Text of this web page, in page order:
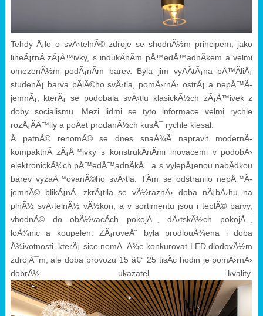
Tehdy Å¡lo o svÄ›telnÃ© zdroje se shodnÃ½m principem, jako
lineÃ¡rnÃ­zÃ¡Å™ivky, s indukÄnÃ­m pÅ™edÅ™adnÃ­kem a velmi
omezenÃ½m podÃ¡nÃ­m barev. Byla jim vyÄÃ­tÃ¡na pÅ™Ã­liÅ¡
studenÃ¡ barva bÃ­lÃ©ho svÄ›tla, pomÄ›rnÄ› ostrÃ¡ a nepÅ™Ã­
jemnÃ¡, kterÃ¡ se podobala svÄ›tlu klasickÃ½ch zÃ¡Å™ivek z
doby socialismu. Mezi lidmi se tyto informace velmi rychle
rozÅ¡Ã­Å™ily a poÄet prodanÃ½ch kusÅ¯ rychle klesal.
Å patnÃ© renomÃ© se dnes snaÅ¾Ã­ napravit modernÃ­
kompaktnÃ­ zÃ¡Å™ivky s konstrukÄnÃ­mi inovacemi v podobÄ›
elektronickÃ½ch pÅ™edÅ™adnÃ­kÅ¯ a s vylepÅ¡enou nabÃ­dkou
barev vyzaÅ™ovanÃ©ho svÄ›tla. TÃ­m se odstranilo nepÅ™Ã­
jemnÃ© blikÃ¡nÃ­, zkrÃ¡tila se vÃ½raznÄ› doba nÃ¡bÄ›hu na
plnÃ½ svÄ›telnÃ½ vÃ½kon, a v sortimentu jsou i teplÃ© barvy,
vhodnÃ© do obÃ½vacÃ­ch pokojÅ¯, dÄ›tskÃ½ch pokojÅ¯,
loÅ¾nic a koupelen. ZÃ¡roveÅˆ byla prodlouÅ¾ena i doba
Å¾ivotnosti, kterÃ¡ sice nemÅ¯Å¾e konkurovat LED diodovÃ½m
zdrojÅ¯m, ale doba provozu 15 â€“ 25 tisÃ­c hodin je pomÄ›rnÄ›
dobrÃ½ ukazatel kvality.